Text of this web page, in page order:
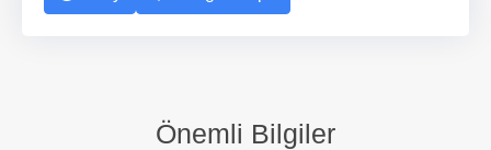
Önemli Bilgiler